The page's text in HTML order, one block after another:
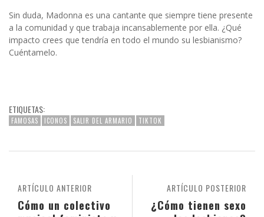
Sin duda, Madonna es una cantante que siempre tiene presente
a la comunidad y que trabaja incansablemente por ella. ¿Qué
impacto crees que tendría en todo el mundo su lesbianismo?
Cuéntamelo.
ETIQUETAS:
FAMOSAS ICONOS SALIR DEL ARMARIO TIKTOK
ARTÍCULO POSTERIOR
¿Cómo tienen sexo
ARTÍCULO ANTERIOR
Cómo un colectivo